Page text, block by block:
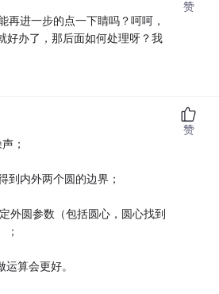
再进一步的点一下睛吗？呵呵，
好办了，那后面如何处理呀？我
赞
；
到内外两个圆的边界；
外圆参数（包括圆心，圆心找到
；
算会更好。
赞